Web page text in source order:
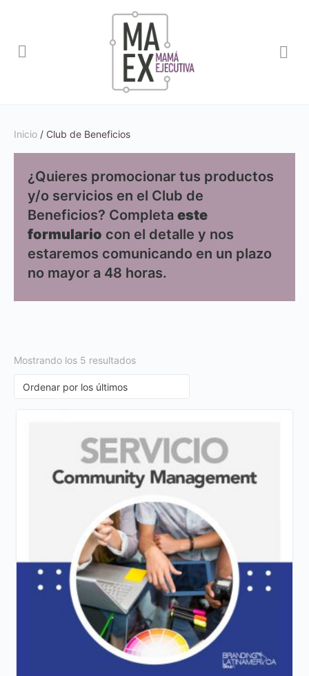
Inicio / Club de Beneficios
¿Quieres promocionar tus productos
y/o servicios en el Club de
Beneficios? Completa este
formulario con el detalle y nos
estaremos comunicando en un plazo
no mayor a 48 horas.
Mostrando los 5 resultados